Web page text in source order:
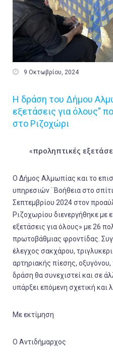
 9 Οκτωβρίου, 2024
Η δράση του Δήμου
εξετάσεις για όλους”
στο Ριζοχώρι
«προληπτικές
Ο Δήμος Αλμωπίας και το
υπηρεσιών ¨Βοήθεια στο
Σεπτεμβρίου 2024 στον
Ριζοχωρίου διενεργήθηκε με
εξετάσεις για όλους» με 26
πρωτοβάθμιας φροντίδας.
έλεγχος σακχάρου,
αρτηριακής πίεσης,
δράση θα συνεχιστεί και σε
υπάρξει επόμενη σχετική και
Με εκτίμηση
Ο Αντιδήμαρχος